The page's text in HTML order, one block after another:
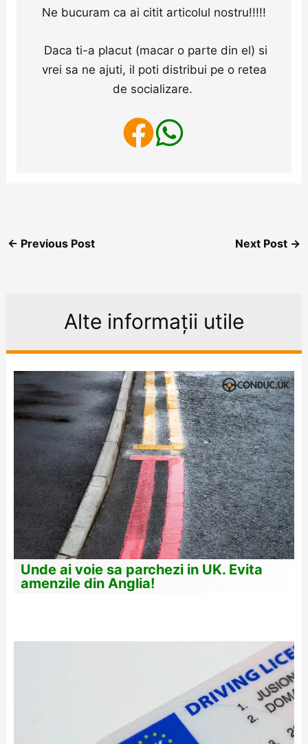
Ne bucuram ca ai citit articolul nostru!!!!!
Daca ti-a placut (macar o parte din el) si
vrei sa ne ajuti, il poti distribui pe o retea
de socializare.
← Previous Post Next Post →
Alte informații utile
Unde ai voie sa parchezi in UK. Evita
amenzile din Anglia!